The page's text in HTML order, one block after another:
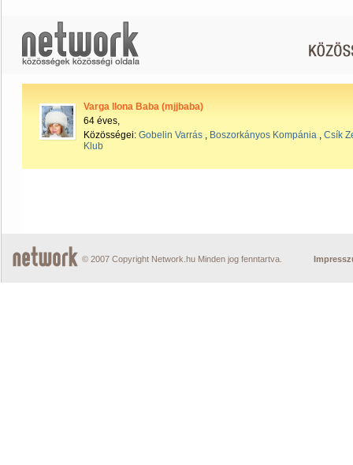
Varga llona Baba (mjjbaba)
64 éves,
Közösségei: Gobelin Varrás , Boszorkányos Kompánia , Csík
Klub
© 2007 Copyright Network.hu Minden jog fenntartva.